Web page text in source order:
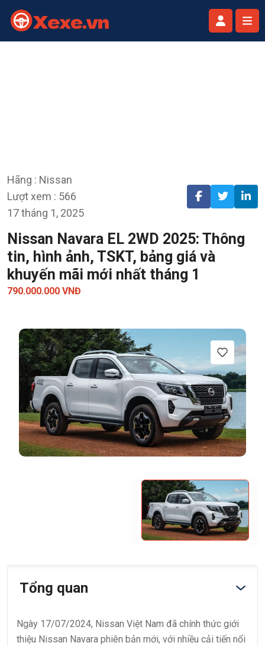
Hãng : Nissan
Lượt xem : 566
17 tháng 1, 2025
Nissan Navara EL 2WD 2025: Thông
tin, hình ảnh, TSKT, bảng giá và
khuyến mãi mới nhất tháng 1
790.000.000 VNĐ
Tổng quan
Ngày 17/07/2024, Nissan Việt Nam đã chính thức giới
thiệu Nissan Navara phiên bản mới, với nhiều cải tiến nổi